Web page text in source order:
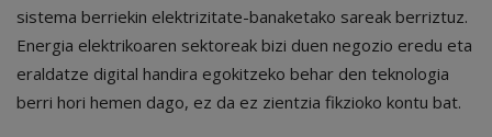
sistema berriekin elektrizitate-banaketako sareak berriztuz.
Energia elektrikoaren sektoreak bizi duen negozio eredu eta
eraldatze digital handira egokitzeko behar den teknologia
berri hori hemen dago, ez da ez zientzia fikzioko kontu bat.